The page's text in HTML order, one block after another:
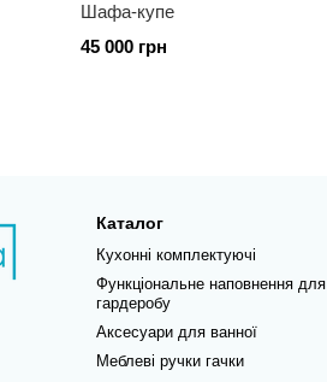
Шафа-купе
45 000 грн
Каталог
Кухонні комплектуючі
Функціональне наповнення для
гардеробу
Аксесуари для ванної
Меблеві ручки гачки